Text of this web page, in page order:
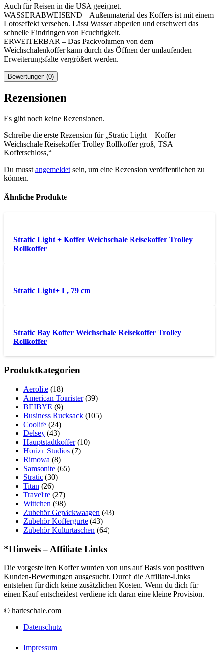
Auch für Reisen in die USA geeignet.
WASSERABWEISEND – Außenmaterial des Koffers ist mit einem
Lotoseffekt versehen. Lässt Wasser abperlen und erschwert das
schnelle Eindringen von Feuchtigkeit.
ERWEITERBAR – Das Packvolumen von dem
Weichschalenkoffer kann durch das Öffnen der umlaufenden
Erweiterungsfalte vergrößert werden.
Bewertungen (0)
Rezensionen
Es gibt noch keine Rezensionen.
Schreibe die erste Rezension für „Stratic Light + Koffer
Weichschale Reisekoffer Trolley Rollkoffer groß, TSA
Kofferschloss,“
Du musst angemeldet sein, um eine Rezension veröffentlichen zu
können.
Ähnliche Produkte
Stratic Light + Koffer Weichschale Reisekoffer Trolley
Rollkoffer
Stratic Light+ L, 79 cm
Stratic Bay Koffer Weichschale Reisekoffer Trolley
Rollkoffer
Produktkategorien
Aerolite (18)
American Tourister (39)
BEIBYE (9)
Business Rucksack (105)
Coolife (24)
Delsey (43)
Hauptstadtkoffer (10)
Horizn Studios (7)
Rimowa (8)
Samsonite (65)
Stratic (30)
Titan (26)
Travelite (27)
Wittchen (98)
Zubehör Gepäckwaagen (43)
Zubehör Koffergurte (43)
Zubehör Kulturtaschen (64)
*Hinweis – Affiliate Links
Die vorgestellten Koffer wurden von uns auf Basis von positiven
Kunden-Bewertungen ausgesucht. Durch die Affiliate-Links
entstehen für dich keine zusätzlichen Kosten. Wenn du dich für
einen Kauf entscheidest verdiene ich daran eine kleine Provision.
© harteschale.com
Datenschutz
Impressum